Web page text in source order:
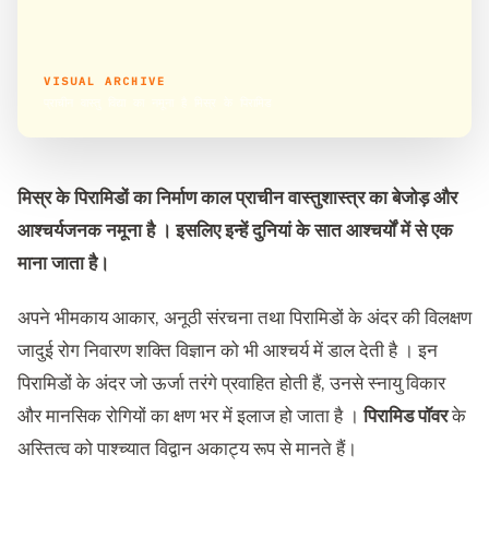
VISUAL ARCHIVE
मिस्र के पिरामिडों का निर्माण काल प्राचीन वास्तुशास्त्र का बेजोड़ और
आश्चर्यजनक नमूना है । इसलिए इन्हें दुनियां के सात आश्चर्यों में से एक
माना जाता है।
अपने भीमकाय आकार, अनूठी संरचना तथा पिरामिडों के अंदर की विलक्षण
जादुई रोग निवारण शक्ति विज्ञान को भी आश्चर्य में डाल देती है । इन
पिरामिडों के अंदर जो ऊर्जा तरंगे प्रवाहित होती हैं, उनसे स्नायु विकार
और मानसिक रोगियों का क्षण भर में इलाज हो जाता है । पिरामिड पॉवरके
अस्तित्व को पाश्च्यात विद्वान अकाट्य रूप से मानते हैं।